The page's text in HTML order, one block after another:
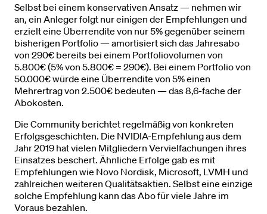
Selbst bei einem konservativen Ansatz — nehmen wir
an, ein Anleger folgt nur einigen der Empfehlungen und
erzielt eine Überrendite von nur 5% gegenüber seinem
bisherigen Portfolio — amortisiert sich das Jahresabo
von 290€ bereits bei einem Portfoliovolumen von
5.800€ (5% von 5.800€ = 290€). Bei einem Portfolio von
50.000€ würde eine Überrendite von 5% einen
Mehrertrag von 2.500€ bedeuten — das 8,6-fache der
Abokosten.
Die Community berichtet regelmäßig von konkreten
Erfolgsgeschichten. Die NVIDIA-Empfehlung aus dem
Jahr 2019 hat vielen Mitgliedern Vervielfachungen ihres
Einsatzes beschert. Ähnliche Erfolge gab es mit
Empfehlungen wie Novo Nordisk, Microsoft, LVMH und
zahlreichen weiteren Qualitätsaktien. Selbst eine einzige
solche Empfehlung kann das Abo für viele Jahre im
Voraus bezahlen.